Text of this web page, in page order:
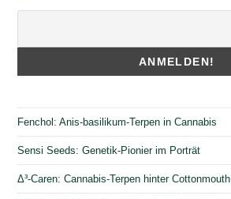
Fenchol: Anis-basilikum-Terpen in Cannabis
Sensi Seeds: Genetik-Pionier im Porträt
Δ³-Caren: Cannabis-Terpen hinter Cottonmouth